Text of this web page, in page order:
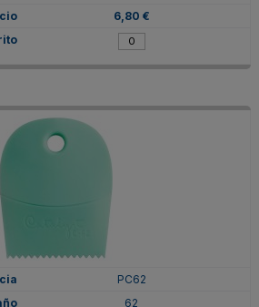
6,80 €
PC62
62